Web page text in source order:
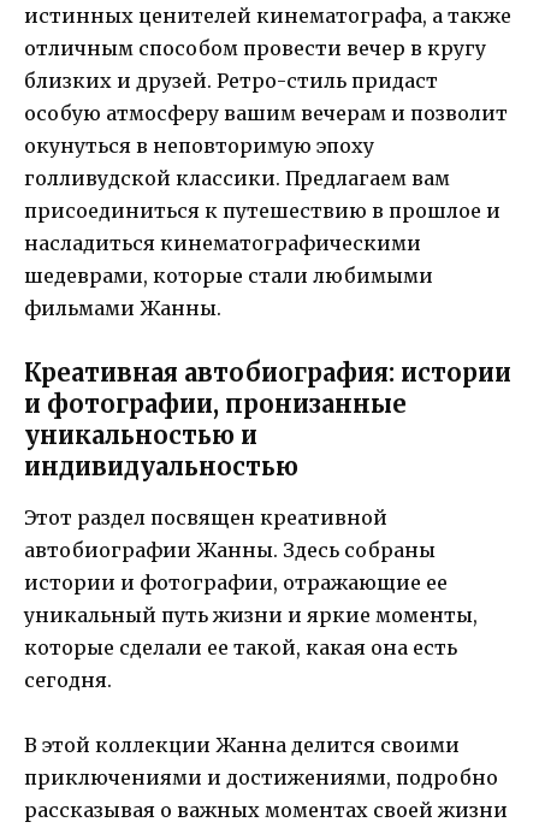
истинных ценителей кинематографа, а также
отличным способом провести вечер в кругу
близких и друзей. Ретро-стиль придаст
особую атмосферу вашим вечерам и позволит
окунуться в неповторимую эпоху
голливудской классики. Предлагаем вам
присоединиться к путешествию в прошлое и
насладиться кинематографическими
шедеврами, которые стали любимыми
фильмами Жанны.
Креативная автобиография: истории
и фотографии, пронизанные
уникальностью и
индивидуальностью
Этот раздел посвящен креативной
автобиографии Жанны. Здесь собраны
истории и фотографии, отражающие ее
уникальный путь жизни и яркие моменты,
которые сделали ее такой, какая она есть
сегодня.
В этой коллекции Жанна делится своими
приключениями и достижениями, подробно
рассказывая о важных моментах своей жизни